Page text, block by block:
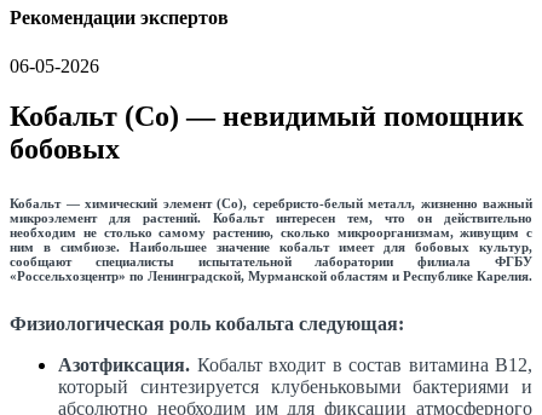
Рекомендации экспертов
06-05-2026
Кобальт (Co) — невидимый помощник
бобовых
Кобальт — химический элемент (Co), серебристо-белый металл, жизненно важный
микроэлемент для растений. Кобальт интересен тем, что он действительно
необходим не столько самому растению, сколько микроорганизмам, живущим с
ним в симбиозе. Наибольшее значение кобальт имеет для бобовых культур,
сообщают специалисты испытательной лаборатории филиала ФГБУ
«Россельхозцентр» по Ленинградской, Мурманской областям и Республике Карелия.
Физиологическая роль кобальта следующая:
Азотфиксация. Кобальт входит в состав витамина В12,
который синтезируется клубеньковыми бактериями и
абсолютно необходим им для фиксации атмосферного